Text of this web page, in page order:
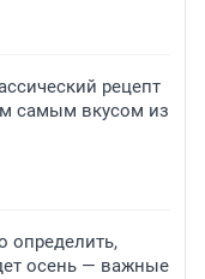
рецепт
самым вкусом из
определить,
осень — важные